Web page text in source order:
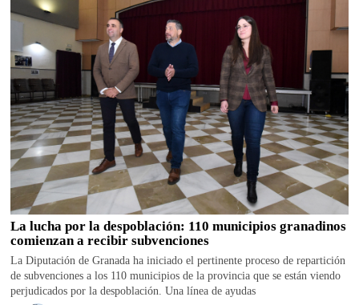
La lucha por la despoblación: 110 municipios granadinos
comienzan a recibir subvenciones
La Diputación de Granada ha iniciado el pertinente proceso de repartición
de subvenciones a los 110 municipios de la provincia que se están viendo
perjudicados por la despoblación. Una línea de ayudas